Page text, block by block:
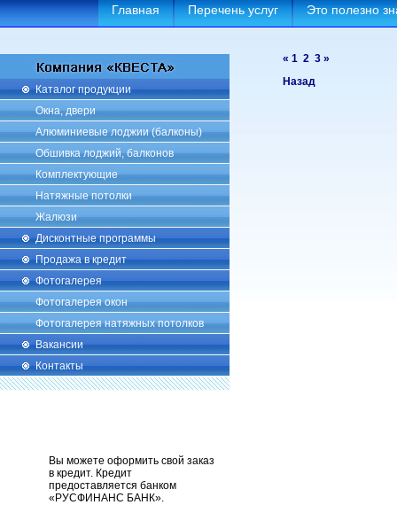
Главная Перечень услуг Это полезно
Каталог продукции
Окна, двери
Алюминиевые лоджии (балконы)
Обшивка лоджий, балконов
Комплектующие
Натяжные потолки
Жалюзи
Дисконтные программы
Продажа в кредит
Фотогалерея
Фотогалерея окон
Фотогалерея натяжных потолков
Вакансии
Контакты
Вы можете оформить свой заказ
в кредит. Кредит
предоставляется банком
«РУСФИНАНС БАНК».
« 1 2 3 »
Назад